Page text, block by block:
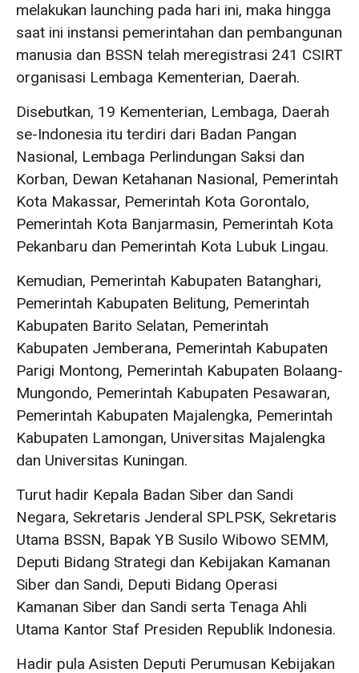
melakukan launching pada hari ini, maka hingga
saat ini instansi pemerintahan dan pembangunan
manusia dan BSSN telah meregistrasi 241 CSIRT
organisasi Lembaga Kementerian, Daerah.
Disebutkan, 19 Kementerian, Lembaga, Daerah
se-Indonesia itu terdiri dari Badan Pangan
Nasional, Lembaga Perlindungan Saksi dan
Korban, Dewan Ketahanan Nasional, Pemerintah
Kota Makassar, Pemerintah Kota Gorontalo,
Pemerintah Kota Banjarmasin, Pemerintah Kota
Pekanbaru dan Pemerintah Kota Lubuk Lingau.
Kemudian, Pemerintah Kabupaten Batanghari,
Pemerintah Kabupaten Belitung, Pemerintah
Kabupaten Barito Selatan, Pemerintah
Kabupaten Jemberana, Pemerintah Kabupaten
Parigi Montong, Pemerintah Kabupaten Bolaang-
Mungondo, Pemerintah Kabupaten Pesawaran,
Pemerintah Kabupaten Majalengka, Pemerintah
Kabupaten Lamongan, Universitas Majalengka
dan Universitas Kuningan.
Turut hadir Kepala Badan Siber dan Sandi
Negara, Sekretaris Jenderal SPLPSK, Sekretaris
Utama BSSN, Bapak YB Susilo Wibowo SEMM,
Deputi Bidang Strategi dan Kebijakan Kamanan
Siber dan Sandi, Deputi Bidang Operasi
Kamanan Siber dan Sandi serta Tenaga Ahli
Utama Kantor Staf Presiden Republik Indonesia.
Hadir pula Asisten Deputi Perumusan Kebijakan